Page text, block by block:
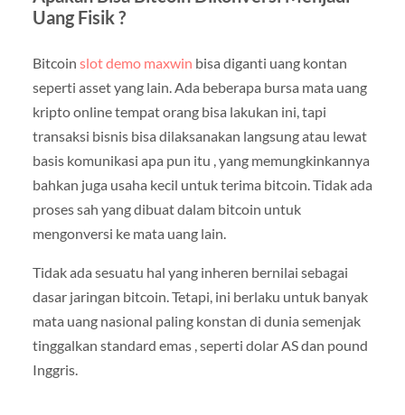
Uang Fisik ?
Bitcoin slot demo maxwin bisa diganti uang kontan
seperti asset yang lain. Ada beberapa bursa mata uang
kripto online tempat orang bisa lakukan ini, tapi
transaksi bisnis bisa dilaksanakan langsung atau lewat
basis komunikasi apa pun itu , yang memungkinkannya
bahkan juga usaha kecil untuk terima bitcoin. Tidak ada
proses sah yang dibuat dalam bitcoin untuk
mengonversi ke mata uang lain.
Tidak ada sesuatu hal yang inheren bernilai sebagai
dasar jaringan bitcoin. Tetapi, ini berlaku untuk banyak
mata uang nasional paling konstan di dunia semenjak
tinggalkan standard emas , seperti dolar AS dan pound
Inggris.